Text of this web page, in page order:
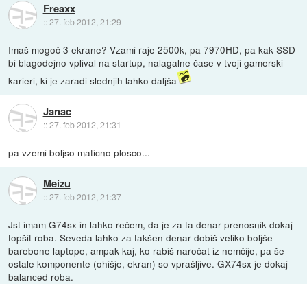
Freaxx
::27. feb 2012, 21:29
Imaš mogoč 3 ekrane? Vzami raje 2500k, pa 7970HD, pa kak SSD
bi blagodejno vplival na startup, nalagalne čase v tvoji gamerski
karieri, ki je zaradi slednjih lahko daljša
Janac
::27. feb 2012, 21:31
pa vzemi boljso maticno plosco...
Meizu
::27. feb 2012, 21:37
Jst imam G74sx in lahko rečem, da je za ta denar prenosnik dokaj
topšit roba. Seveda lahko za takšen denar dobiš veliko boljše
barebone laptope, ampak kaj, ko rabiš naročat iz nemčije, pa še
ostale komponente (ohišje, ekran) so vprašljive. GX74sx je dokaj
balanced roba.